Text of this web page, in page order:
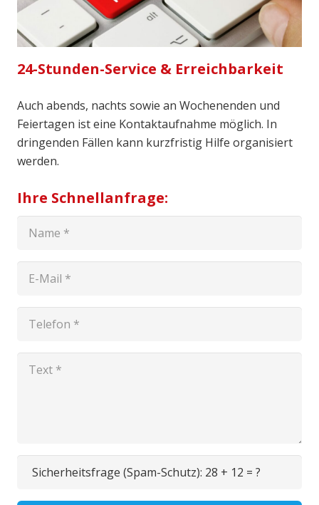
24-Stunden-Service & Erreichbarkeit
Auch abends, nachts sowie an Wochenenden und
Feiertagen ist eine Kontaktaufnahme möglich. In
dringenden Fällen kann kurzfristig Hilfe organisiert
werden.
Ihre Schnellanfrage:
Sicherheitsfrage (Spam-Schutz): 28 + 12 = ?